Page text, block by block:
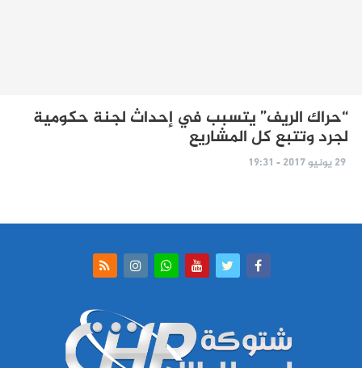
“حراك الريف” يتسبب في إحداث لجنة حكومية
لجرد وتتبع كل المشاريع
29 يونيو 2017 - 19:31